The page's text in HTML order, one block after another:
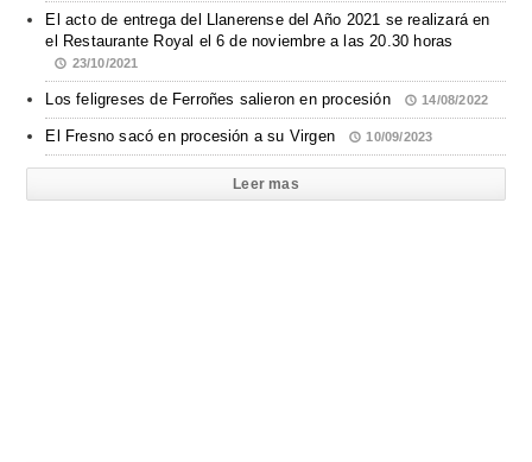
El acto de entrega del Llanerense del Año 2021 se realizará en
el Restaurante Royal el 6 de noviembre a las 20.30 horas
23/10/2021
Los feligreses de Ferroñes salieron en procesión 14/08/2022
El Fresno sacó en procesión a su Virgen 10/09/2023
Leer mas